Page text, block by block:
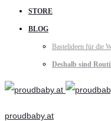
STORE
BLOG
Bastelideen für die
Deshalb sind
proudbaby.at